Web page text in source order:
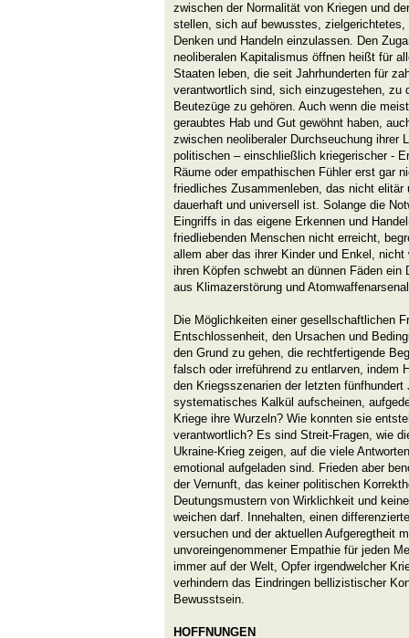
zwischen der Normalität von Kriegen und
stellen, sich auf bewusstes,
Denken und Handeln einzulassen. Den
neoliberalen Kapitalismus öffnen heißt für
Staaten leben, die seit Jahrhunderten für
verantwortlich sind, sich einzugestehen, zu
Beutezüge zu gehören. Auch wenn die
geraubtes Hab und Gut gewöhnt haben,
zwischen neoliberaler Durchseuchung ihrer
politischen – einschließlich kriegerischer -
Räume oder empathischen Fühler erst gar
friedliches Zusammenleben, das nicht
dauerhaft und universell ist. Solange die
Eingriffs in das eigene Erkennen und
friedliebenden Menschen nicht erreicht,
allem aber das ihrer Kinder und Enkel,
ihren Köpfen schwebt an dünnen Fäden
aus Klimazerstörung und
Die Möglichkeiten einer gesellschaftlichen
Entschlossenheit, den Ursachen und
den Grund zu gehen, die rechtfertigende
falsch oder irreführend zu entlarven, indem
den Kriegsszenarien der letzten
systematisches Kalkül aufscheinen,
Kriege ihre Wurzeln? Wie konnten sie
verantwortlich? Es sind Streit-Fragen, wie
Ukraine-Krieg zeigen, auf die viele
emotional aufgeladen sind. Frieden aber
der Vernunft, das keiner politischen
Deutungsmustern von Wirklichkeit und
weichen darf. Innehalten, einen
versuchen und der aktuellen Aufgeregtheit
unvoreingenommener Empathie für jeden
immer auf der Welt, Opfer irgendwelcher
verhindern das Eindringen bellizistischer
Bewusstsein.
HOFFNUNGEN